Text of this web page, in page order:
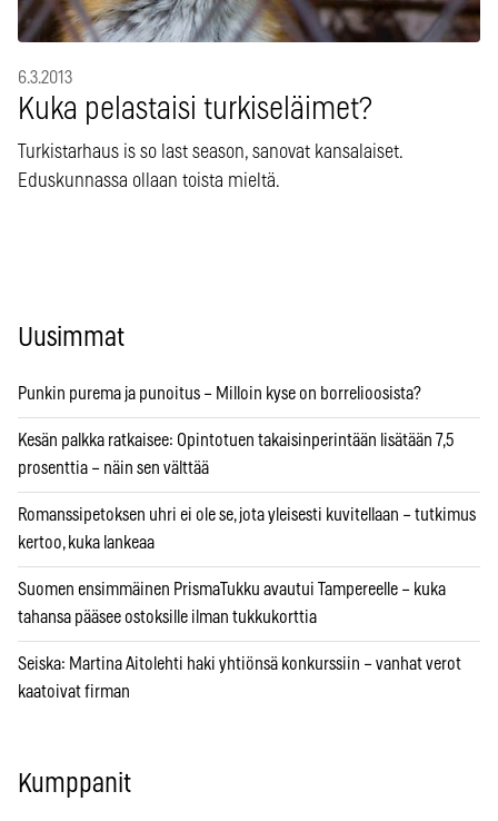
6.3.2013
Kuka pelastaisi turkiseläimet?
Turkistarhaus is so last season, sanovat kansalaiset.
Eduskunnassa ollaan toista mieltä.
Uusimmat
Punkin purema ja punoitus – Milloin kyse on borrelioosista?
Kesän palkka ratkaisee: Opintotuen takaisinperintään lisätään 7,5
prosenttia – näin sen välttää
Romanssipetoksen uhri ei ole se, jota yleisesti kuvitellaan – tutkimus
kertoo, kuka lankeaa
Suomen ensimmäinen PrismaTukku avautui Tampereelle – kuka
tahansa pääsee ostoksille ilman tukkukorttia
Seiska: Martina Aitolehti haki yhtiönsä konkurssiin – vanhat verot
kaatoivat firman
Kumppanit